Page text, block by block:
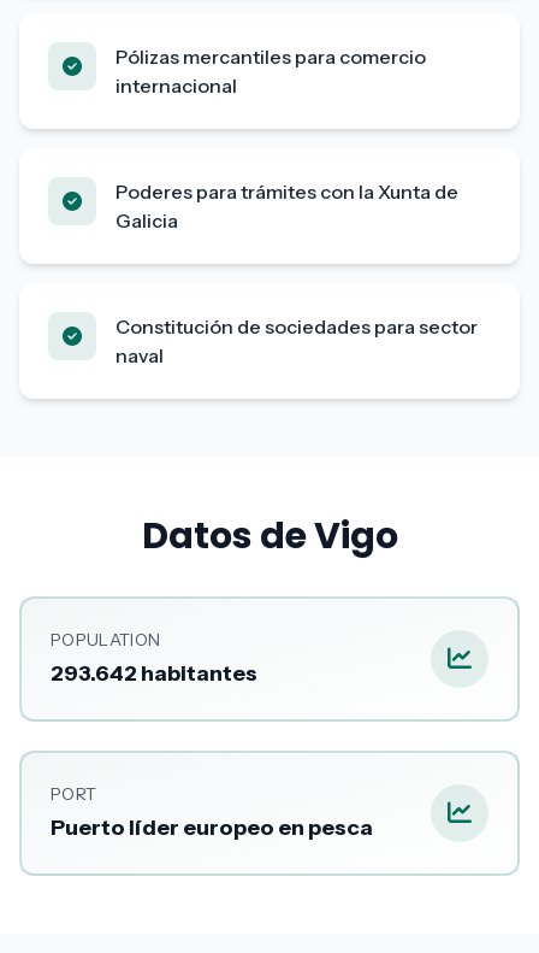
Pólizas mercantiles para comercio
internacional
Poderes para trámites con la Xunta de
Galicia
Constitución de sociedades para sector
naval
Datos de Vigo
POPULATION
293.642 habitantes
PORT
Puerto líder europeo en pesca